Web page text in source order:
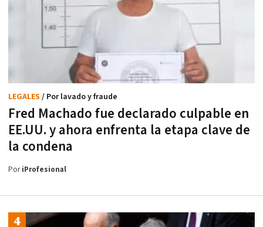
Fred Machado fue declarado culpable en
EE.UU. y ahora enfrenta la etapa clave de
la condena
LEGALES / Por lavado y fraude
PoriProfesional